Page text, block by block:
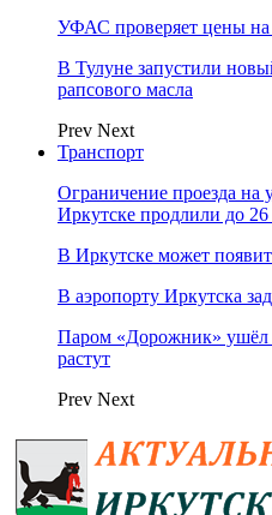
УФАС проверяет цены на
В Тулуне запустили
рапсового масла
Prev Next
Транспорт
Ограничение проезда на
Иркутске продлили до 26
В Иркутске может
В аэропорту Иркутска
Паром «Дорожник» ушёл
растут
Prev Next